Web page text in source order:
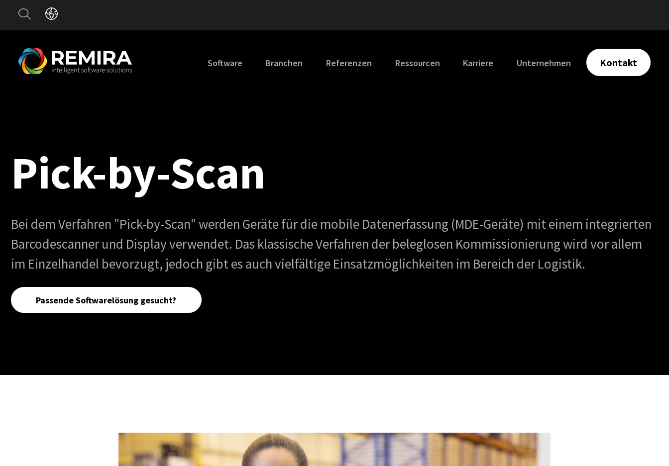
Software Branchen Referenzen Ressourcen Karriere Unternehmen Kontakt
Pick-by-Scan
Bei dem Verfahren "Pick-by-Scan" werden Geräte für die mobile Datenerfassung (MDE-Geräte) mit einem integrierten
Barcodescanner und Display verwendet. Das klassische Verfahren der beleglosen Kommissionierung wird vor allem
im Einzelhandel bevorzugt, jedoch gibt es auch vielfältige Einsatzmöglichkeiten im Bereich der Logistik.
Passende Softwarelösung gesucht?